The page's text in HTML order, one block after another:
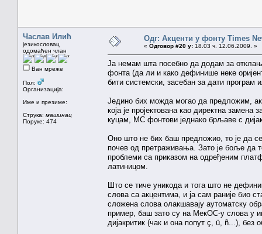
Часлав Илић
језикословац
одомаћен члан
Ван мреже
Пол:
Организација:
Име и презиме:
Струка: машинац
Поруке: 474
Одг: Акценти у фонту Times
« Одговор #20 у: 18.03 ч. 12.06.2009. »
Ја немам шта посебно да додам за
фонта (да ли и како дефинише неке
бити системски, засебан за дати програм
Једино бих можда могао да предложим,
која је пројектована као директна
куцам, МС фонтови једнако брљаве с
Оно што не бих баш предложио, то је да
почев од претраживања. Зато је боље да
проблеми са приказом на одређеним
латиницом.
Што се тиче уникода и тога што не
слова са акцентима, и ја сам раније био
сложена слова олакшавају аутоматску
пример, баш зато су на МекОС-у слова у
дијакритик (чак и она попут ç, ü, ñ...), без